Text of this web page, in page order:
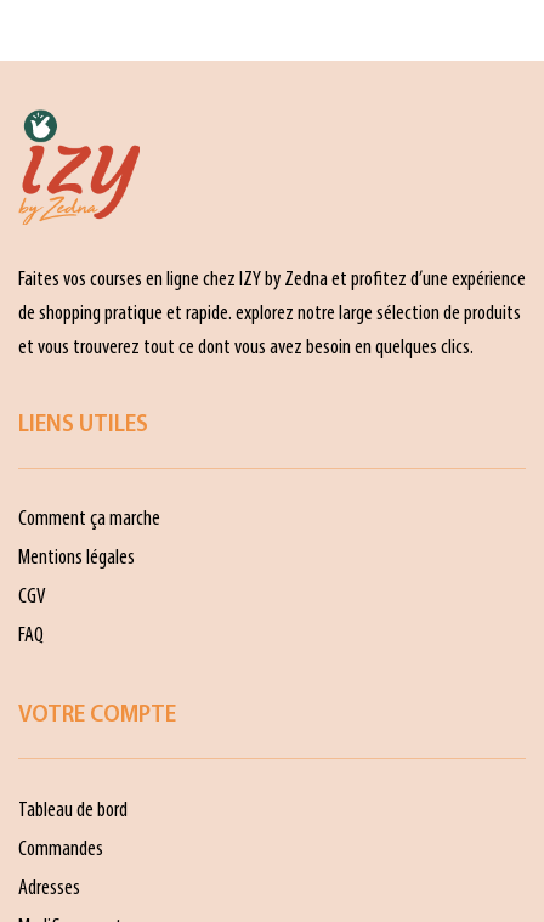
Faites vos courses en ligne chez IZY by Zedna et profitez d’une expérience
de shopping pratique et rapide. explorez notre large sélection de produits
et vous trouverez tout ce dont vous avez besoin en quelques clics.
LIENS UTILES
Comment ça marche
Mentions légales
CGV
FAQ
VOTRE COMPTE
Tableau de bord
Commandes
Adresses